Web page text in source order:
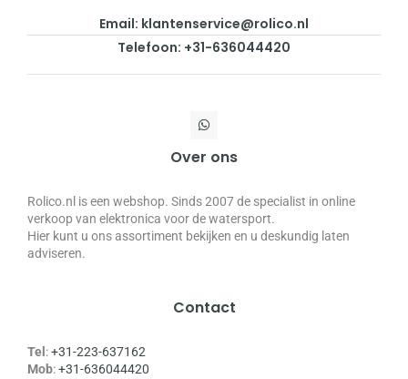
Email: klantenservice@rolico.nl
Telefoon: +31-636044420
Over ons
Rolico.nl is een webshop. Sinds 2007 de specialist in online
verkoop van elektronica voor de watersport.
Hier kunt u ons assortiment bekijken en u deskundig laten
adviseren.
Contact
Tel :+31-223-637162
Mob:+31-636044420